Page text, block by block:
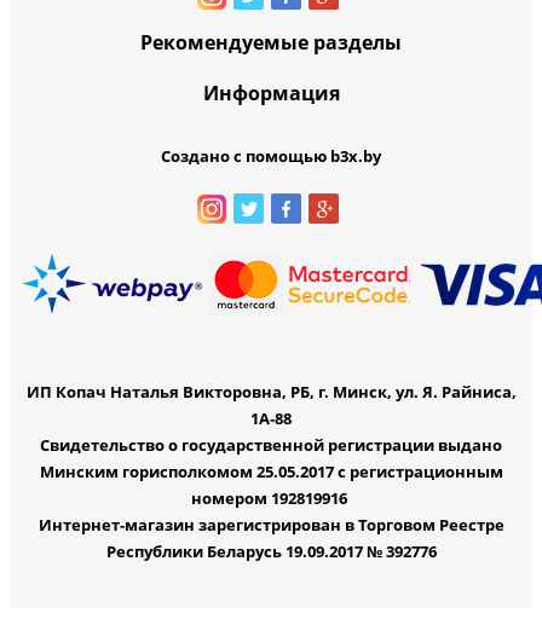
Рекомендуемые разделы
Информация
Создано с помощью b3x.by
ИП Копач Наталья Викторовна, РБ, г. Минск, ул. Я. Райниса,
1А-88
Свидетельство о государственной регистрации выдано
Минским горисполкомом 25.05.2017 с регистрационным
номером 192819916
Интернет-магазин зарегистрирован в Торговом Реестре
Республики Беларусь 19.09.2017 № 392776